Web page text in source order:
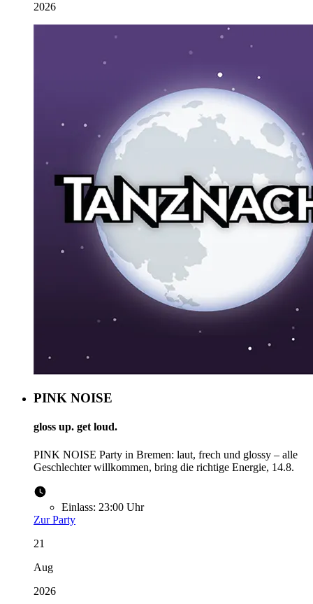
2026
PINK NOISE
gloss up. get loud.
PINK NOISE Party in Bremen: laut, frech und glossy – alle
Geschlechter willkommen, bring die richtige Energie, 14.8.
Einlass: 23:00 Uhr
Zur Party
21
Aug
2026